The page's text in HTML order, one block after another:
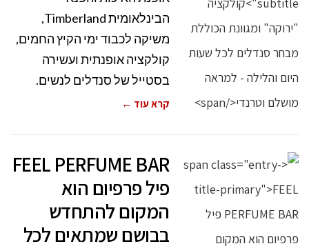
הבינלאומית Timberland,
משיקה לכבוד ימי הקיץ החמים,
קולקציה אופנתית ועשירה
בסטייל של סנדלים לנשים.
קרא עוד ←
FEEL PERFUME BAR
פיל פרפיום הוא
המקום להתחדש
בבושם שמתאים לכל